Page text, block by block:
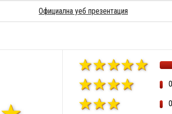
Официална уеб презентация